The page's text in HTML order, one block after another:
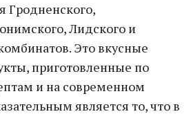
Гродненского,
Лидского и
Это вкусные
приготовленные по
и на современном
является то, что в